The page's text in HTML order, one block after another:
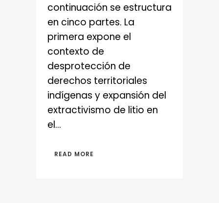
continuación se estructura
en cinco partes. La
primera expone el
contexto de
desprotección de
derechos territoriales
indígenas y expansión del
extractivismo de litio en
el...
READ MORE